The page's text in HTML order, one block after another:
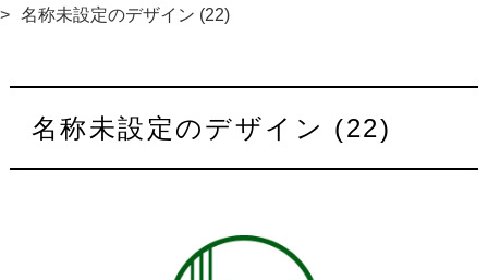
> 名称未設定のデザイン (22)
名称未設定のデザイン (22)